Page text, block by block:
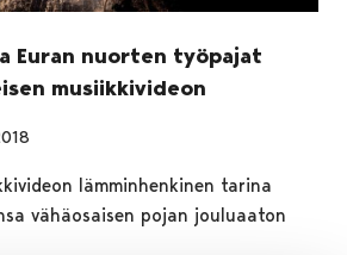
Euran nuorten työpajat
musiikkivideon
lämminhenkinen tarina
vähäosaisen pojan jouluaaton